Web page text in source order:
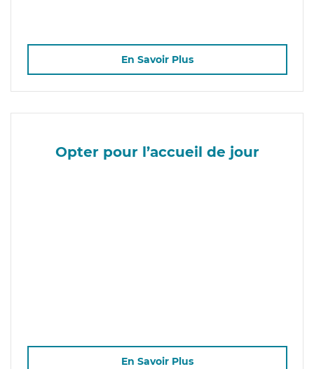
En Savoir Plus
Opter pour l’accueil de jour
En Savoir Plus